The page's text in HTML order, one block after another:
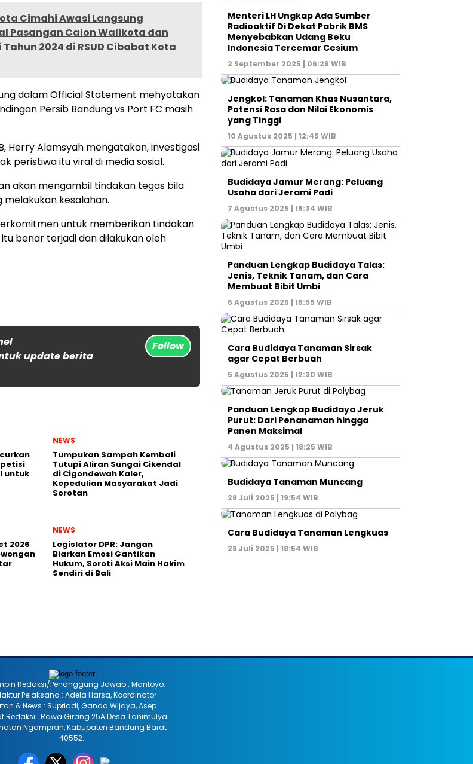
Cimahi Awasi Langsung
Pasangan Calon Walikota dan
2024 di RSUD Cibabat Kota
dalam Official Statement mehyatakan
Persib Bandung vs Port FC masih
Herry Alamsyah mengatakan, investigasi
peristiwa itu viral di media sosial.
akan mengambil tindakan tegas bila
kesalahan.
untuk memberikan tindakan
benar terjadi dan dilakukan oleh
update berita
Follow
untuk
NEWS
Tumpukan Sampah Kembali
Tutupi Aliran Sungai Cikendal
di Cigondewah Kaler,
Kepedulian Masyarakat Jadi
Sorotan
2026
NEWS
Legislator DPR: Jangan
Biarkan Emosi Gantikan
Hukum, Soroti Aksi Main Hakim
Sendiri di Bali
Menteri LH Ungkap Ada Sumber
Radioaktif Di Dekat Pabrik BMS
Menyebabkan Udang Beku
Indonesia Tercemar Cesium
2 September 2025 | 06:28 WIB
Jengkol: Tanaman Khas Nusantara,
Potensi Rasa dan Nilai Ekonomis
yang Tinggi
10 Agustus 2025 | 12:45 WIB
Budidaya Jamur Merang: Peluang
Usaha dari Jerami Padi
7 Agustus 2025 | 18:34 WIB
Panduan Lengkap Budidaya Talas:
Jenis, Teknik Tanam, dan Cara
Membuat Bibit Umbi
6 Agustus 2025 | 16:55 WIB
Cara Budidaya Tanaman Sirsak
agar Cepat Berbuah
5 Agustus 2025 | 12:30 WIB
Panduan Lengkap Budidaya Jeruk
Purut: Dari Penanaman hingga
Panen Maksimal
4 Agustus 2025 | 18:25 WIB
Budidaya Tanaman Muncang
28 Juli 2025 | 19:54 WIB
Cara Budidaya Tanaman Lengkuas
28 Juli 2025 | 18:54 WIB
Redaksi/Penanggung Jawab : Mantoyo,
Pelaksana : Adela Harsa, Koordinator
& News : Supriadi, Ganda Wijaya, Asep
Redaksi : Rawa Girang 25A Desa Tanimulya
Ngamprah, Kabupaten Bandung Barat
40552.